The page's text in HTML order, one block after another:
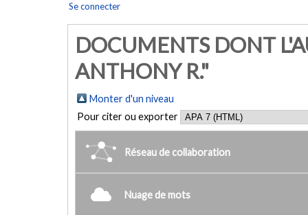
Se connecter
DOCUMENTS DONT
ANTHONY R."
Monter d'un niveau
Pour citer ou exporter
Réseau de collaboration
Nuage de mots